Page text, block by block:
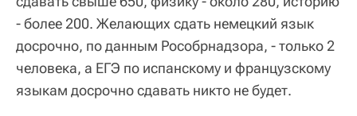
- более 200. Желающих сдать немецкий язык
досрочно, по данным Рособрнадзора, - только 2
человека, а ЕГЭ по испанскому и французскому
языкам досрочно сдавать никто не будет.